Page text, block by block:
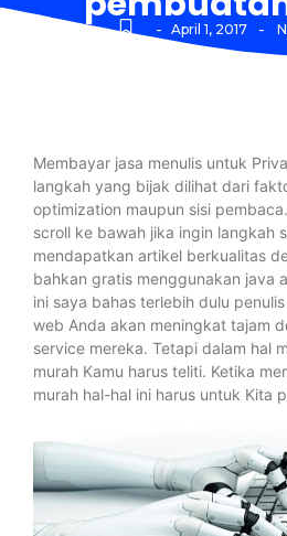
- April 1, 2017 -
Membayar jasa menulis untuk
langkah yang bijak dilihat dari
optimization maupun sisi
scroll ke bawah jika ingin langkah
mendapatkan artikel berkualitas
bahkan gratis menggunakan java
ini saya bahas terlebih dulu
web Anda akan meningkat tajam
service mereka. Tetapi dalam hal
murah Kamu harus teliti. Ketika
murah hal-hal ini harus untuk Kita